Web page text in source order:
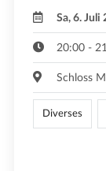
Sa, 6. Juli
20:00 -
Schloss
Diverses